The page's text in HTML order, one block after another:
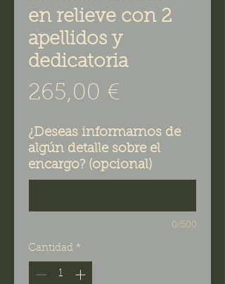
en relieve con 2
apellidos y
dedicatoria
265,00 €
¿Deseas informarnos de
algún detalle sobre el
encargo? (opcional)
0/500
Cantidad *